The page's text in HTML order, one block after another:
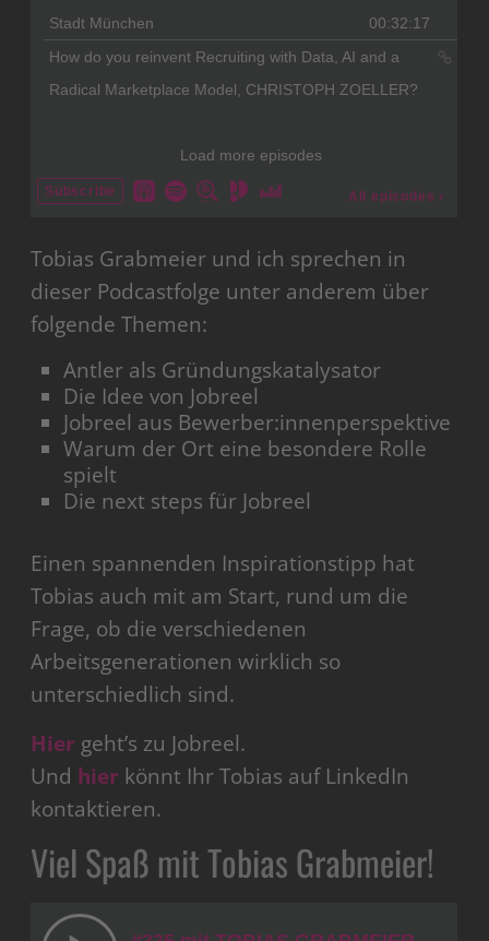
Tobias Grabmeier und ich sprechen in
dieser Podcastfolge unter anderem über
folgende Themen:
Antler als Gründungskatalysator
Die Idee von Jobreel
Jobreel aus Bewerber:innenperspektive
Warum der Ort eine besondere Rolle
spielt
Die next steps für Jobreel
Einen spannenden Inspirationstipp hat
Tobias auch mit am Start, rund um die
Frage, ob die verschiedenen
Arbeitsgenerationen wirklich so
unterschiedlich sind.
Hier geht’s zu Jobreel.
Und hier könnt Ihr Tobias auf LinkedIn
kontaktieren.
Viel Spaß mit Tobias Grabmeier!